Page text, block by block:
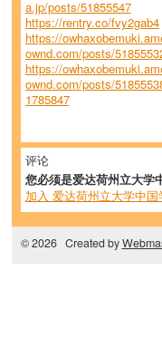
a.jp/posts/51855547
https://rentry.co/fvy2gab4
https://
ownd.com/posts/
https://
ownd.com/posts/
1785847
评论
您必须是爱达荷州立大学
加入 爱达荷州立大学中
© 2026 Created by